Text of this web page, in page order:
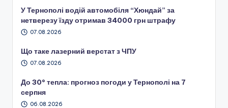
У Тернополі водій автомобіля “Хюндай” за
нетверезу їзду отримав 34000 грн штрафу
07.08.2026
Що таке лазерний верстат з ЧПУ
07.08.2026
До 30° тепла: прогноз погоди у Тернополі на 7
серпня
06.08.2026